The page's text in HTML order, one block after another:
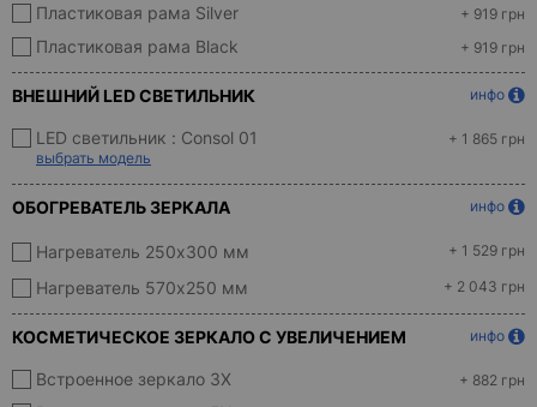
Пластиковая рама Silver + 919 грн
Пластиковая рама Black + 919 грн
ВНЕШНИЙ LED СВЕТИЛЬНИК инфо
LED светильник : Consol 01
+ 1 865 грн
выбрать модель
ОБОГРЕВАТЕЛЬ ЗЕРКАЛА инфо
Нагреватель 250x300 мм + 1 529 грн
Нагреватель 570х250 мм + 2 043 грн
КОСМЕТИЧЕСКОЕ ЗЕРКАЛО С УВЕЛИЧЕНИЕМ инфо
Встроенное зеркало 3X + 882 грн